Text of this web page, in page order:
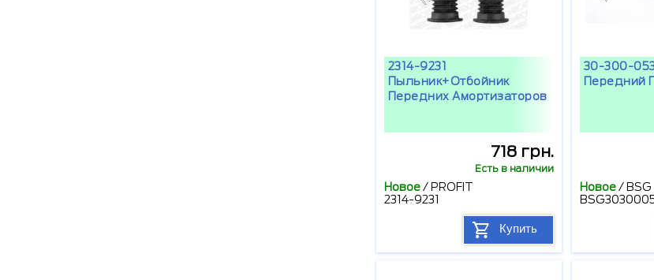
2314-9231
Пыльник+отбойник
Передних Амортизаторов
718 грн.
Есть в наличии
Новое/ PROFIT
2314-9231
Купить
30-300-
Передний
Новое/ BSG